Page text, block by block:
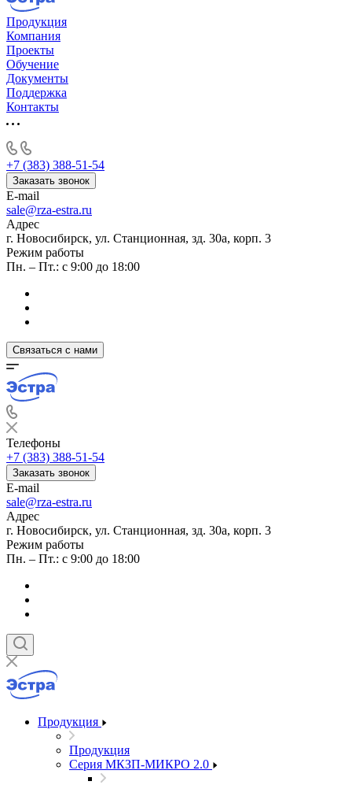
Продукция
Компания
Проекты
Обучение
Документы
Поддержка
Контакты
+7 (383) 388-51-54
Заказать звонок
E-mail
sale@rza-estra.ru
Адрес
г. Новосибирск, ул. Станционная, зд. 30а, корп. 3
Режим работы
Пн. – Пт.: с 9:00 до 18:00
Связаться с нами
Телефоны
+7 (383) 388-51-54
Заказать звонок
E-mail
sale@rza-estra.ru
Адрес
г. Новосибирск, ул. Станционная, зд. 30а, корп. 3
Режим работы
Пн. – Пт.: с 9:00 до 18:00
Продукция
Продукция
Серия МКЗП-МИКРО 2.0